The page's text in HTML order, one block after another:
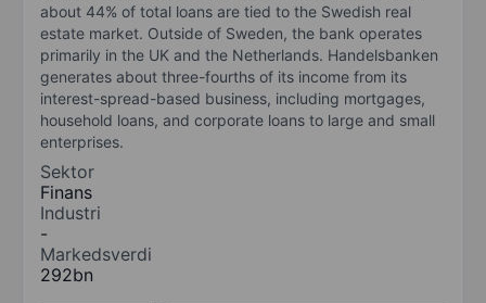
about 44% of total loans are tied to the Swedish real
estate market. Outside of Sweden, the bank operates
primarily in the UK and the Netherlands. Handelsbanken
generates about three-fourths of its income from its
interest-spread-based business, including mortgages,
household loans, and corporate loans to large and small
enterprises.
Sektor
Finans
Industri
-
Markedsverdi
292bn